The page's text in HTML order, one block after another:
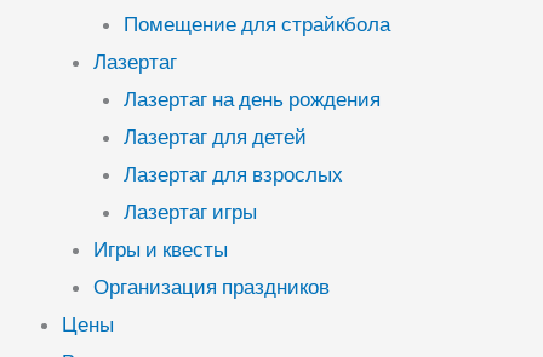
Помещение для страйкбола
Лазертаг
Лазертаг на день рождения
Лазертаг для детей
Лазертаг для взрослых
Лазертаг игры
Игры и квесты
Организация праздников
Цены